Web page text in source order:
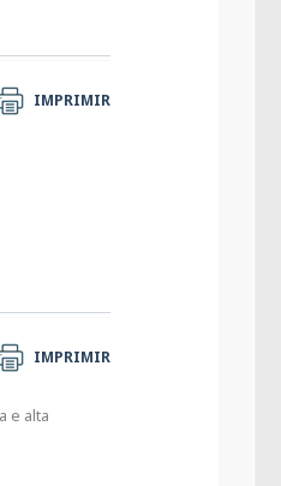
IMPRIMIR
IMPRIMIR
e alta